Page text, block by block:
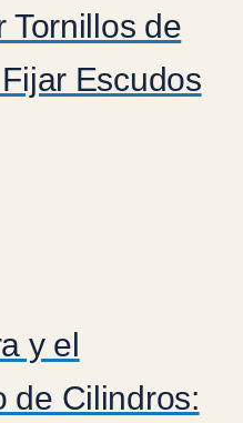
Tornillos de
Escudos
y el
de Cilindros: